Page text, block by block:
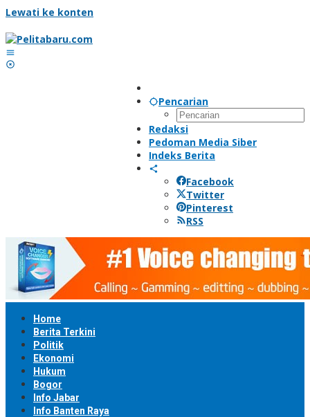
Lewati ke konten
Pencarian
Redaksi
Pedoman Media Siber
Indeks Berita
Facebook
Twitter
Pinterest
RSS
Home
Berita Terkini
Politik
Ekonomi
Hukum
Bogor
Info Jabar
Info Banten Raya